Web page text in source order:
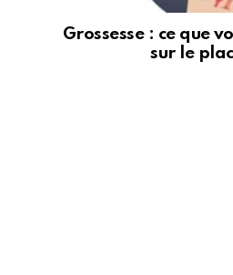
Grossesse : ce que
sur le